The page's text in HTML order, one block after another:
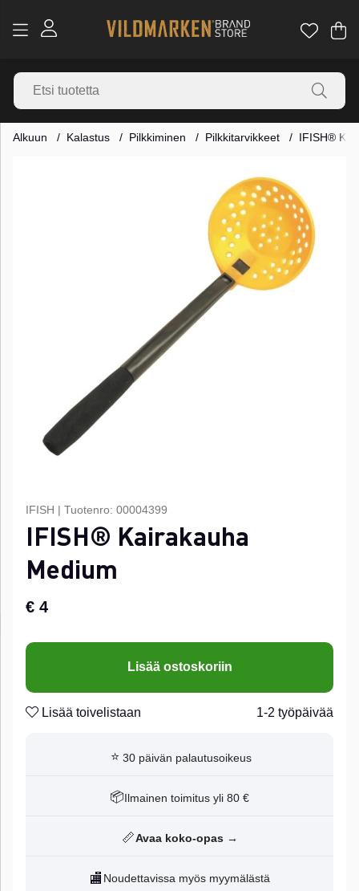
.
Alkuun Kalastus Pilkkiminen Pilkkitarvikkeet IFISH®
IFISH | Tuotenro: 00004399
IFISH® Kairakauha
Medium
€ 4
Lisää ostoskoriin
Lisää toivelistaan 1-2 työpäivää
⭐ 30 päivän palautusoikeus
📦 Ilmainen toimitus yli 80 €
📏Avaa koko-opas →
🏬 Noudettavissa myös myymälästä